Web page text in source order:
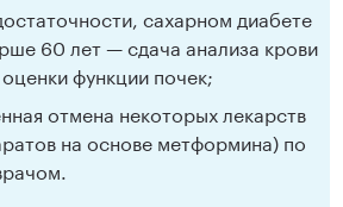
сахарном диабете
60 лет — сдача анализа крови
функции почек;
отмена некоторых лекарств
на основе метформина) по